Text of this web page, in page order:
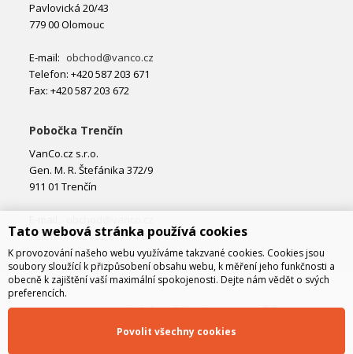
Pavlovická 20/43
779 00 Olomouc
E-mail: obchod@vanco.cz
Telefon: +420 587 203 671
Fax: +420 587 203 672
Pobočka Trenčín
VanCo.cz s.r.o.
Gen. M. R. Štefánika 372/9
911 01 Trenčín
Telefon: +421 32 877 74 02
Tato webová stránka používá cookies
K provozování našeho webu využíváme takzvané cookies. Cookies jsou
soubory sloužící k přizpůsobení obsahu webu, k měření jeho funkčnosti a
obecně k zajištění vaší maximální spokojenosti. Dejte nám vědět o svých
preferencích.
Povolit všechny cookies